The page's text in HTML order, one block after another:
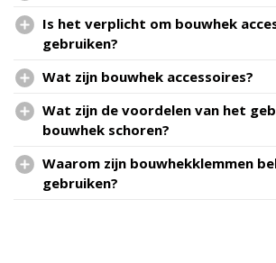
Is het verplicht om bouwhek
gebruiken?
Wat zijn bouwhek accessoires?
Wat zijn de voordelen van het
bouwhek schoren?
Waarom zijn bouwhekklemmen
gebruiken?